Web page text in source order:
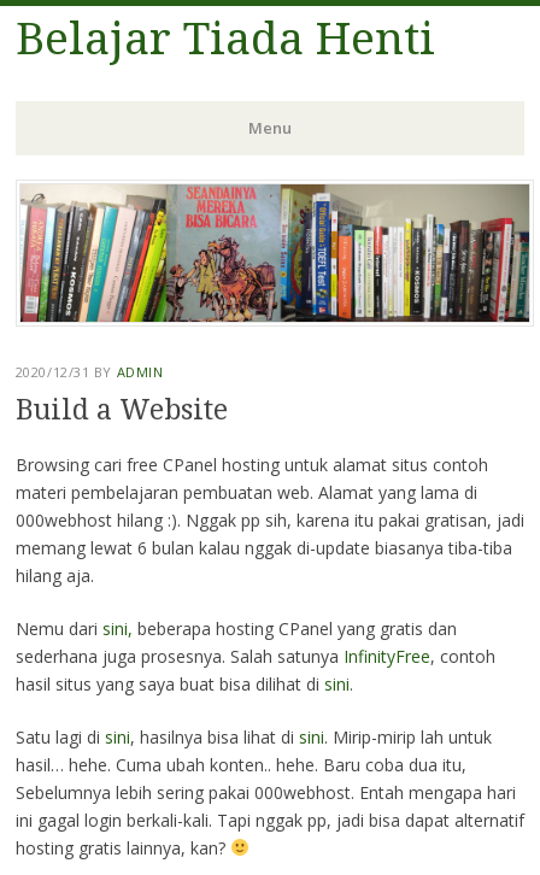
Belajar Tiada Henti
Menu
Skip
to
content
2020/12/31 BY ADMIN
Build a Website
Browsing cari free CPanel hosting untuk alamat situs contoh
materi pembelajaran pembuatan web. Alamat yang lama di
000webhost hilang :). Nggak pp sih, karena itu pakai gratisan, jadi
memang lewat 6 bulan kalau nggak di-update biasanya tiba-tiba
hilang aja.
Nemu dari sini, beberapa hosting CPanel yang gratis dan
sederhana juga prosesnya. Salah satunya InfinityFree, contoh
hasil situs yang saya buat bisa dilihat di sini.
Satu lagi di sini, hasilnya bisa lihat di sini. Mirip-mirip lah untuk
hasil… hehe. Cuma ubah konten.. hehe. Baru coba dua itu,
Sebelumnya lebih sering pakai 000webhost. Entah mengapa hari
ini gagal login berkali-kali. Tapi nggak pp, jadi bisa dapat alternatif
hosting gratis lainnya, kan?